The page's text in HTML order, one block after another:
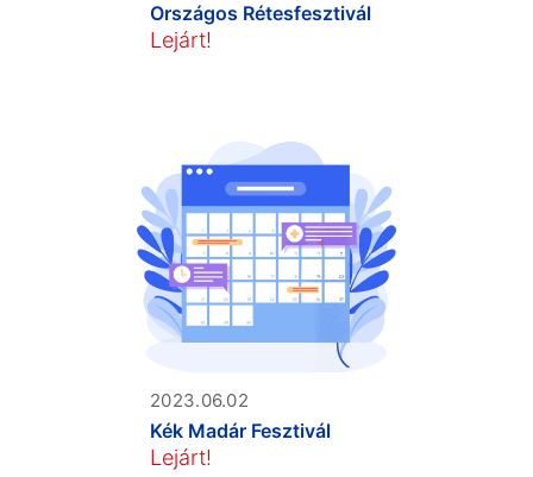
Országos Rétesfesztivál
Lejárt!
2023.06.02
Kék Madár Fesztivál
Lejárt!